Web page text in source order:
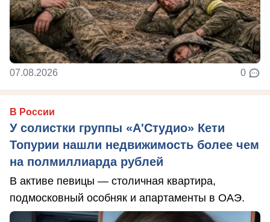
07.08.2026 0
В России
У солистки группы «А'Студио» Кети
Топурии нашли недвижимость более чем
на полмиллиарда рублей
В активе певицы — столичная квартира,
подмосковный особняк и апартаменты в ОАЭ.